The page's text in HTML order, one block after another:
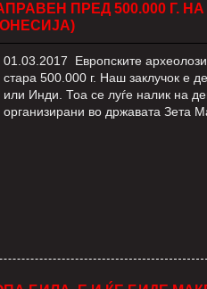
ПРЕД 500.000 Г.
01.03.2017 Европските
стара 500.000 г. Наш заклучок е
или Инди. Тоа се луѓе налик на
организирани во државата Зета